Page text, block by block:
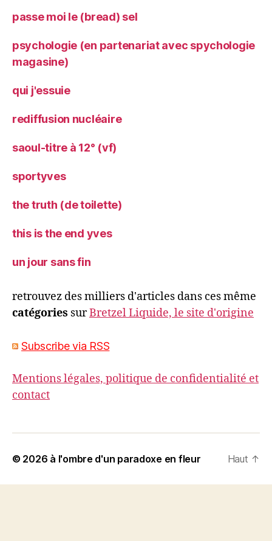
passe moi le (bread) sel
psychologie (en partenariat avec spychologie
magasine)
qui j'essuie
rediffusion nucléaire
saoul-titre à 12° (vf)
sportyves
the truth (de toilette)
this is the end yves
un jour sans fin
retrouvez des milliers d'articles dans ces même
catégories surBretzel Liquide, le site d'origine
Subscribe via RSS
Mentions légales, politique de confidentialité et
contact
© 2026 à l'ombre d'un paradoxe en fleur Haut ↑